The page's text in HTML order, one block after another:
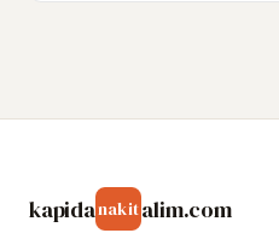
kapidanakitalim.com